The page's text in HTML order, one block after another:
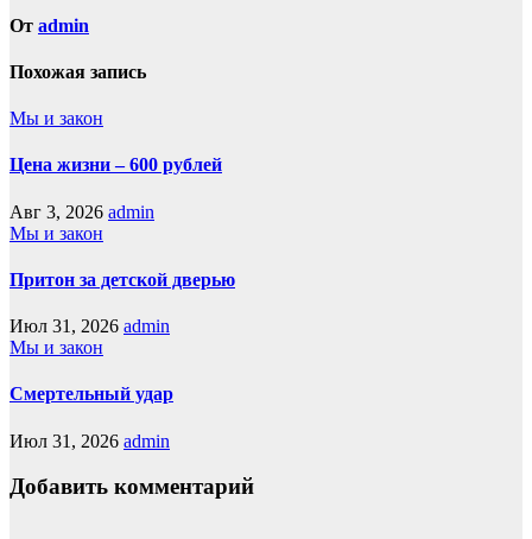
От admin
Похожая запись
Мы и закон
Цена жизни – 600 рублей
Авг 3, 2026 admin
Мы и закон
Притон за детской дверью
Июл 31, 2026 admin
Мы и закон
Смертельный удар
Июл 31, 2026 admin
Добавить комментарий